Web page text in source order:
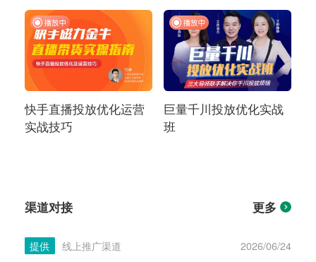
快手直播投放优化运营
实战技巧
巨量千川投放优化实战
班
渠道对接 更多
提供 线上推广渠道 2026/06/24